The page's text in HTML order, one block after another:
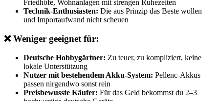
Friedhöfe, Wohnanlagen mit strengen Ruhezeiten
Technik-Enthusiasten: Die aus Prinzip das Beste wollen
und Importaufwand nicht scheuen
❌ Weniger geeignet für:
Deutsche Hobbygärtner: Zu teuer, zu kompliziert, keine
lokale Unterstützung
Nutzer mit bestehendem Akku-System: Pellenc-Akkus
passen nirgendwo sonst rein
Preisbewusste Käufer: Für das Geld bekommst du 2–3